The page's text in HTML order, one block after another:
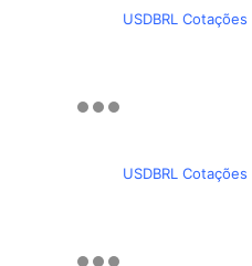
USDBRL Cotações
USDBRL Cotações